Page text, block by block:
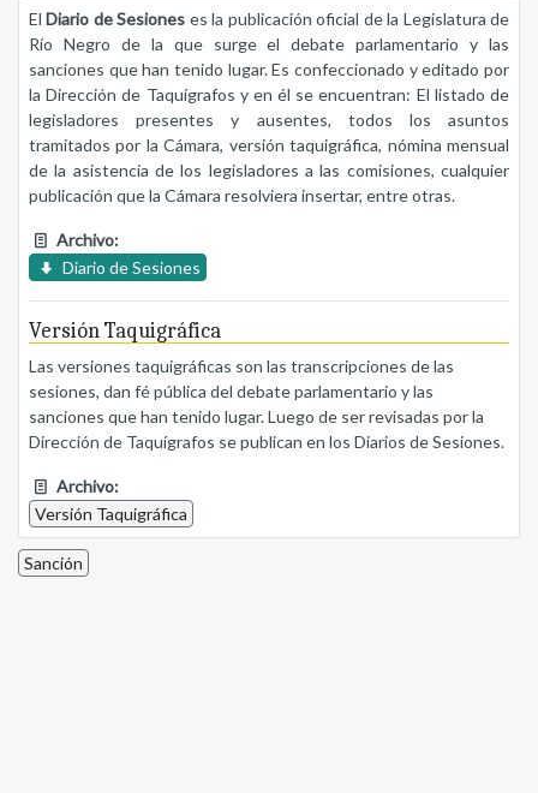
ElDiario de Sesiones es la publicación oficial de la Legislatura de
Río Negro de la que surge el debate parlamentario y las
sanciones que han tenido lugar. Es confeccionado y editado por
la Dirección de Taquígrafos y en él se encuentran: El listado de
legisladores presentes y ausentes, todos los asuntos
tramitados por la Cámara, versión taquigráfica, nómina mensual
de la asistencia de los legisladores a las comisiones, cualquier
publicación que la Cámara resolviera insertar, entre otras.
Archivo:
Diario de Sesiones
Versión Taquigráfica
Las versiones taquigráficas son las transcripciones de las
sesiones, dan fé pública del debate parlamentario y las
sanciones que han tenido lugar. Luego de ser revisadas por la
Dirección de Taquígrafos se publican en los Diarios de Sesiones.
Archivo:
Versión Taquigráfica
Sanción